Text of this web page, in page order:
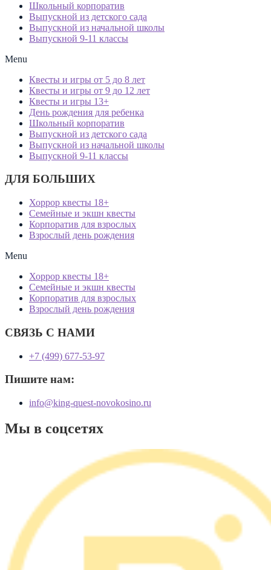
Школьный корпоратив
Выпускной из детского сада
Выпускной из начальной школы
Выпускной 9-11 классы
Menu
Квесты и игры от 5 до 8 лет
Квесты и игры от 9 до 12 лет
Квесты и игры 13+
День рождения для ребенка
Школьный корпоратив
Выпускной из детского сада
Выпускной из начальной школы
Выпускной 9-11 классы
ДЛЯ БОЛЬШИХ
Хоррор квесты 18+
Семейные и экшн квесты
Корпоратив для взрослых
Взрослый день рождения
Menu
Хоррор квесты 18+
Семейные и экшн квесты
Корпоратив для взрослых
Взрослый день рождения
СВЯЗЬ С НАМИ
+7 (499) 677-53-97
Пишите нам:
info@king-quest-novokosino.ru
Мы в соцсетях